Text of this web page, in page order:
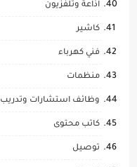
اذاعة وتلفزيون
كاشير
فني كهرباء
منظمات
وظائف استشارات وتدريب
كاتب محتوى
توصيل